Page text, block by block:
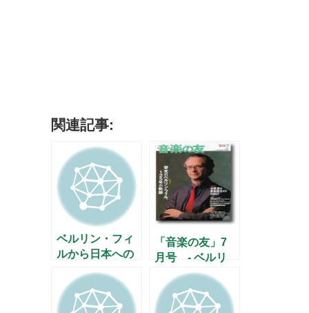
関連記事:
ベルリン・フィ
ルから日本への
「音楽の友」7
月号 - ベルリ
ン・フィル特集